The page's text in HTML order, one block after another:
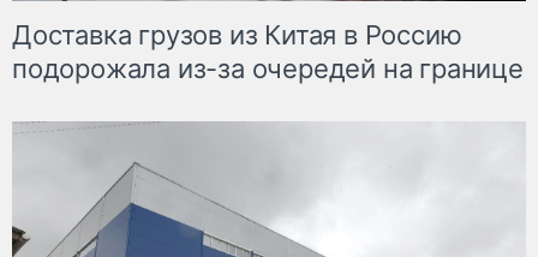
Доставка грузов из Китая в Россию
подорожала из-за очередей на границе